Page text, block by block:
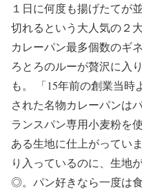
１日に何度も揚げたてが
切れるという大人気の２
カレーパン最多個数のギ
ろとろのルーが贅沢に入
も。 「15年前の創業当
された名物カレーパンは
ランスパン専用小麦粉を
ある生地に仕上がってい
り入っているのに、生地
◎。パン好きなら一度は